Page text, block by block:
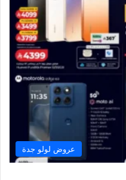
عروض لولو جدة